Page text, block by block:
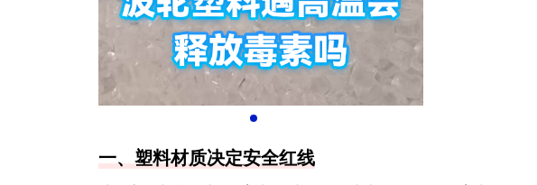
一、塑料材质决定安全红线